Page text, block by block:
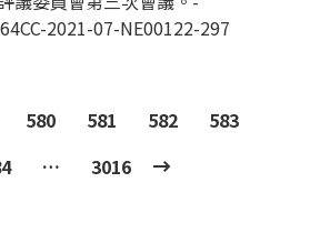
2021-07-NE00122-297
580 581 582
583
… 3016